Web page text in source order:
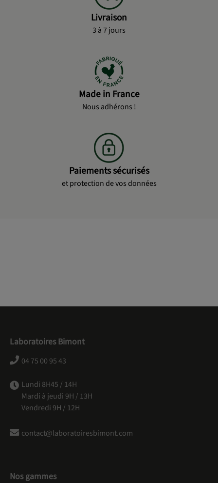
Livraison
3 à 7 jours
Made in France
Nous adhérons !
Paiements sécurisés
et protection de vos données
Laboratoires Bimont
04 75 00 95 43
Lundi 8H45 / 14H
Mardi à jeudi 9H / 13H
Vendredi 9H / 12H
contact@laboratoiresbimont.com
Nos gammes